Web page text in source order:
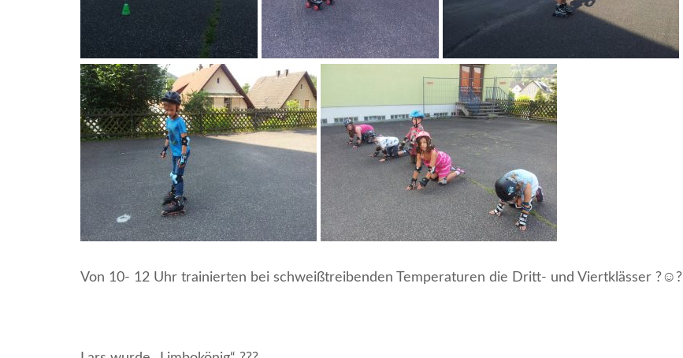
Von 10- 12 Uhr trainierten bei schweißtreibenden Temperaturen die Dritt- und Viertklässer ?☺️?